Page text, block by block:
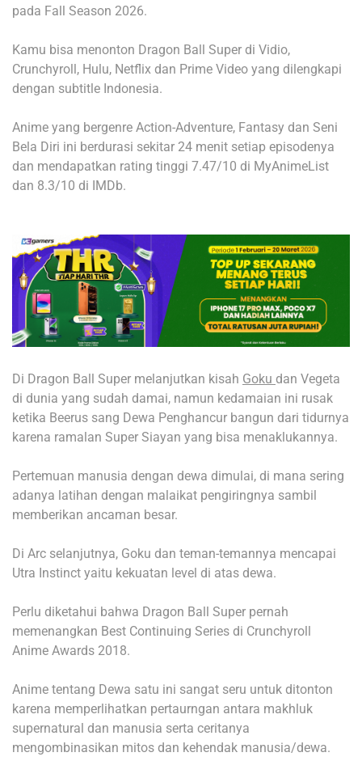
pada Fall Season 2026.
Kamu bisa menonton Dragon Ball Super di Vidio,
Crunchyroll, Hulu, Netflix dan Prime Video yang dilengkapi
dengan subtitle Indonesia.
Anime yang bergenre Action-Adventure, Fantasy dan Seni
Bela Diri ini berdurasi sekitar 24 menit setiap episodenya
dan mendapatkan rating tinggi 7.47/10 di MyAnimeList
dan 8.3/10 di IMDb.
Di Dragon Ball Super melanjutkan kisah Goku dan Vegeta
di dunia yang sudah damai, namun kedamaian ini rusak
ketika Beerus sang Dewa Penghancur bangun dari tidurnya
karena ramalan Super Siayan yang bisa menaklukannya.
Pertemuan manusia dengan dewa dimulai, di mana sering
adanya latihan dengan malaikat pengiringnya sambil
memberikan ancaman besar.
Di Arc selanjutnya, Goku dan teman-temannya mencapai
Utra Instinct yaitu kekuatan level di atas dewa.
Perlu diketahui bahwa Dragon Ball Super pernah
memenangkan Best Continuing Series di Crunchyroll
Anime Awards 2018.
Anime tentang Dewa satu ini sangat seru untuk ditonton
karena memperlihatkan pertaurngan antara makhluk
supernatural dan manusia serta ceritanya
mengombinasikan mitos dan kehendak manusia/dewa.